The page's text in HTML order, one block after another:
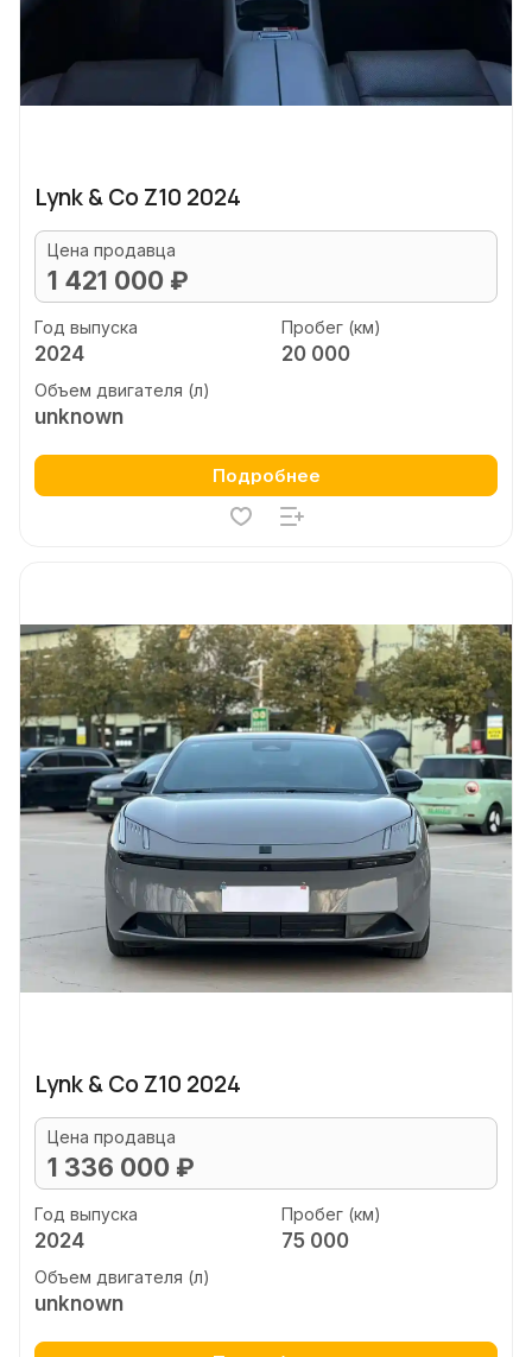
Lynk & Co Z10 2024
Цена продавца
1 421 000 ₽
Год выпуска
2024
Пробег (км)
20 000
Объем двигателя (л)
unknown
Подробнее
Lynk & Co Z10 2024
Цена продавца
1 336 000 ₽
Год выпуска
2024
Пробег (км)
75 000
Объем двигателя (л)
unknown